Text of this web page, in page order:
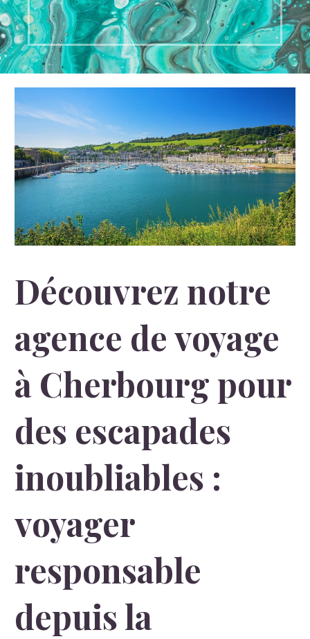
Découvrez notre
agence de voyage
à Cherbourg pour
des escapades
inoubliables :
voyager
responsable
depuis la